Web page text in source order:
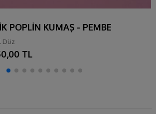
POPLİN KUMAŞ - PEMBE
Düz
TL